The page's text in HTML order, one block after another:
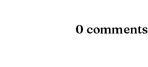
0 comments